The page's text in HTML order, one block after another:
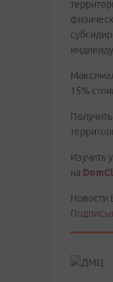
15%
Изучить
на
Новости